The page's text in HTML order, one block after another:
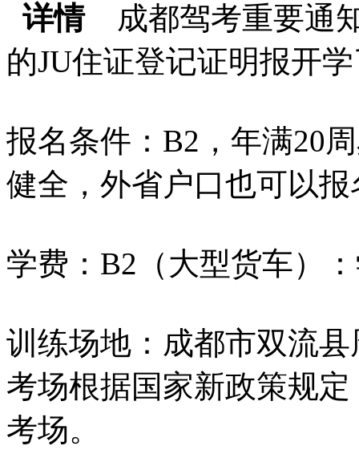
详情
成都驾考重要通
的JU住证登记证明报开
报名条件：B2，年满20
健全，外省户口也可以
学费：B2（大型货车）
训练场地：成都市双流
考场根据国家新政策规
考场。